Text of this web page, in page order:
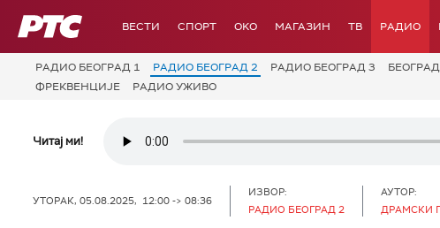
РТС ВЕСТИ СПОРТ OKO МАГАЗИН ТВ РАДИО
РАДИО БЕОГРАД 1 РАДИО БЕОГРАД 2 РАДИО БЕОГРАД 3
ФРЕКВЕНЦИЈЕ
РАДИО УЖИВО
Читај ми!
УТОРАК, 05.08.2025, 12:00 -> 08:36
ИЗВОР:
РАДИО БЕОГРАД 2
АУТОР:
ДРАМСКИ